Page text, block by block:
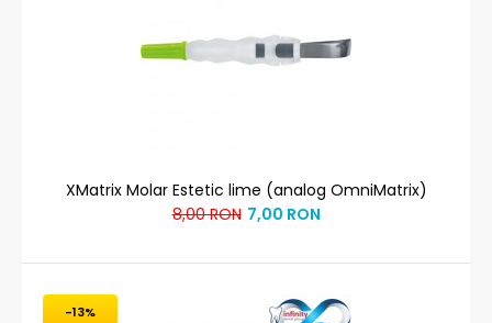
XMatrix Molar Estetic lime (analog OmniMatrix)
8,00 RON 7,00 RON
-13%